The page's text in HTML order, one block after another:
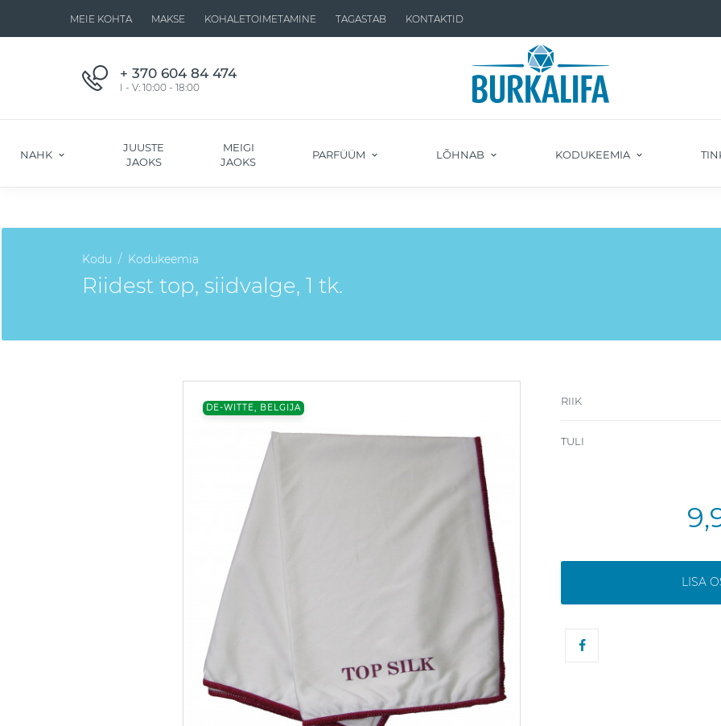
MEIE KOHTA MAKSE KOHALETOIMETAMINE TAGASTAB KONTAKTID
+ 370 604 84 474
I - V: 10:00 - 18:00
NAHK
JUUSTE
JAOKS
MEIGI
JAOKS
PARFÜÜM LÕHNAB KODUKEEMIA
Kodu Kodukeemia
Riidest top, siidvalge, 1 tk.
DE-WITTE, BELGIJA
RIIK
TULI
LISA